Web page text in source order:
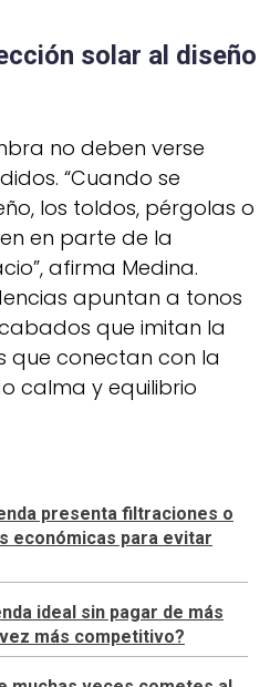
solar al diseño
no deben verse
“Cuando se
los toldos, pérgolas o
en parte de la
afirma Medina.
apuntan a tonos
que imitan la
que conectan con la
calma y equilibrio
presenta filtraciones o
económicas para evitar
ideal sin pagar de más
más competitivo?